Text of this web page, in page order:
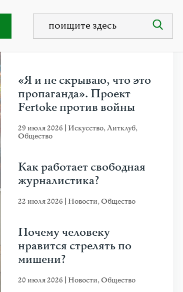
«Я и не скрываю, что это
пропаганда». Проект
Fertoke против войны
29 июля 2026 Искусство,Литклуб,
Общество
Как работает свободная
журналистика?
22 июля 2026 Новости,Общество
Почему человеку
нравится стрелять по
мишени?
20 июля 2026 Новости,Общество